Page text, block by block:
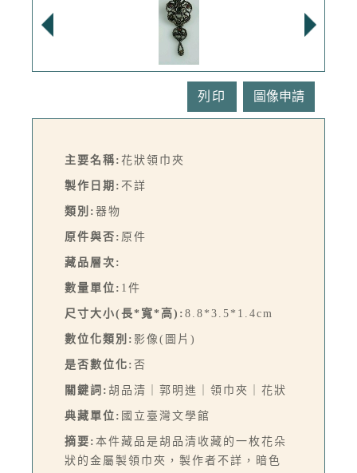
列印
主要名稱: 花狀領巾夾
製作日期: 不詳
類別: 器物
原件與否: 原件
藏品層次:
數量單位: 1件
尺寸大小(長*寬*高): 8.8*3.5*1.4cm
數位化類別: 影像(圖片)
是否數位化: 否
關鍵詞: 胡品清｜郭明進｜領巾夾｜花狀
典藏單位: 國立臺灣文學館
摘要: 本件藏品是胡品清收藏的一枚花朵
狀的金屬製領巾夾，製作者不詳，暗色